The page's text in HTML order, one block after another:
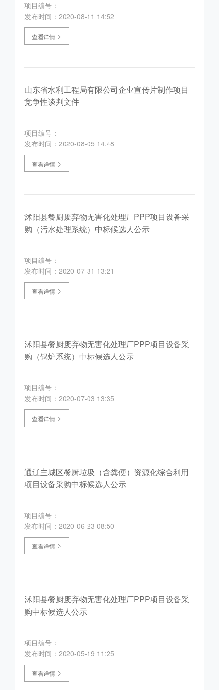
项目编号：
发布时间：2020-08-11 14:52
查看详情
山东省水利工程局有限公司企业宣传片制作项目
竞争性谈判文件
项目编号：
发布时间：2020-08-05 14:48
查看详情
沭阳县餐厨废弃物无害化处理厂PPP项目设备采
购（污水处理系统）中标候选人公示
项目编号：
发布时间：2020-07-31 13:21
查看详情
沭阳县餐厨废弃物无害化处理厂PPP项目设备采
购（锅炉系统）中标候选人公示
项目编号：
发布时间：2020-07-03 13:35
查看详情
通辽主城区餐厨垃圾（含粪便）资源化综合利用
项目设备采购中标候选人公示
项目编号：
发布时间：2020-06-23 08:50
查看详情
沭阳县餐厨废弃物无害化处理厂PPP项目设备采
购中标候选人公示
项目编号：
发布时间：2020-05-19 11:25
查看详情